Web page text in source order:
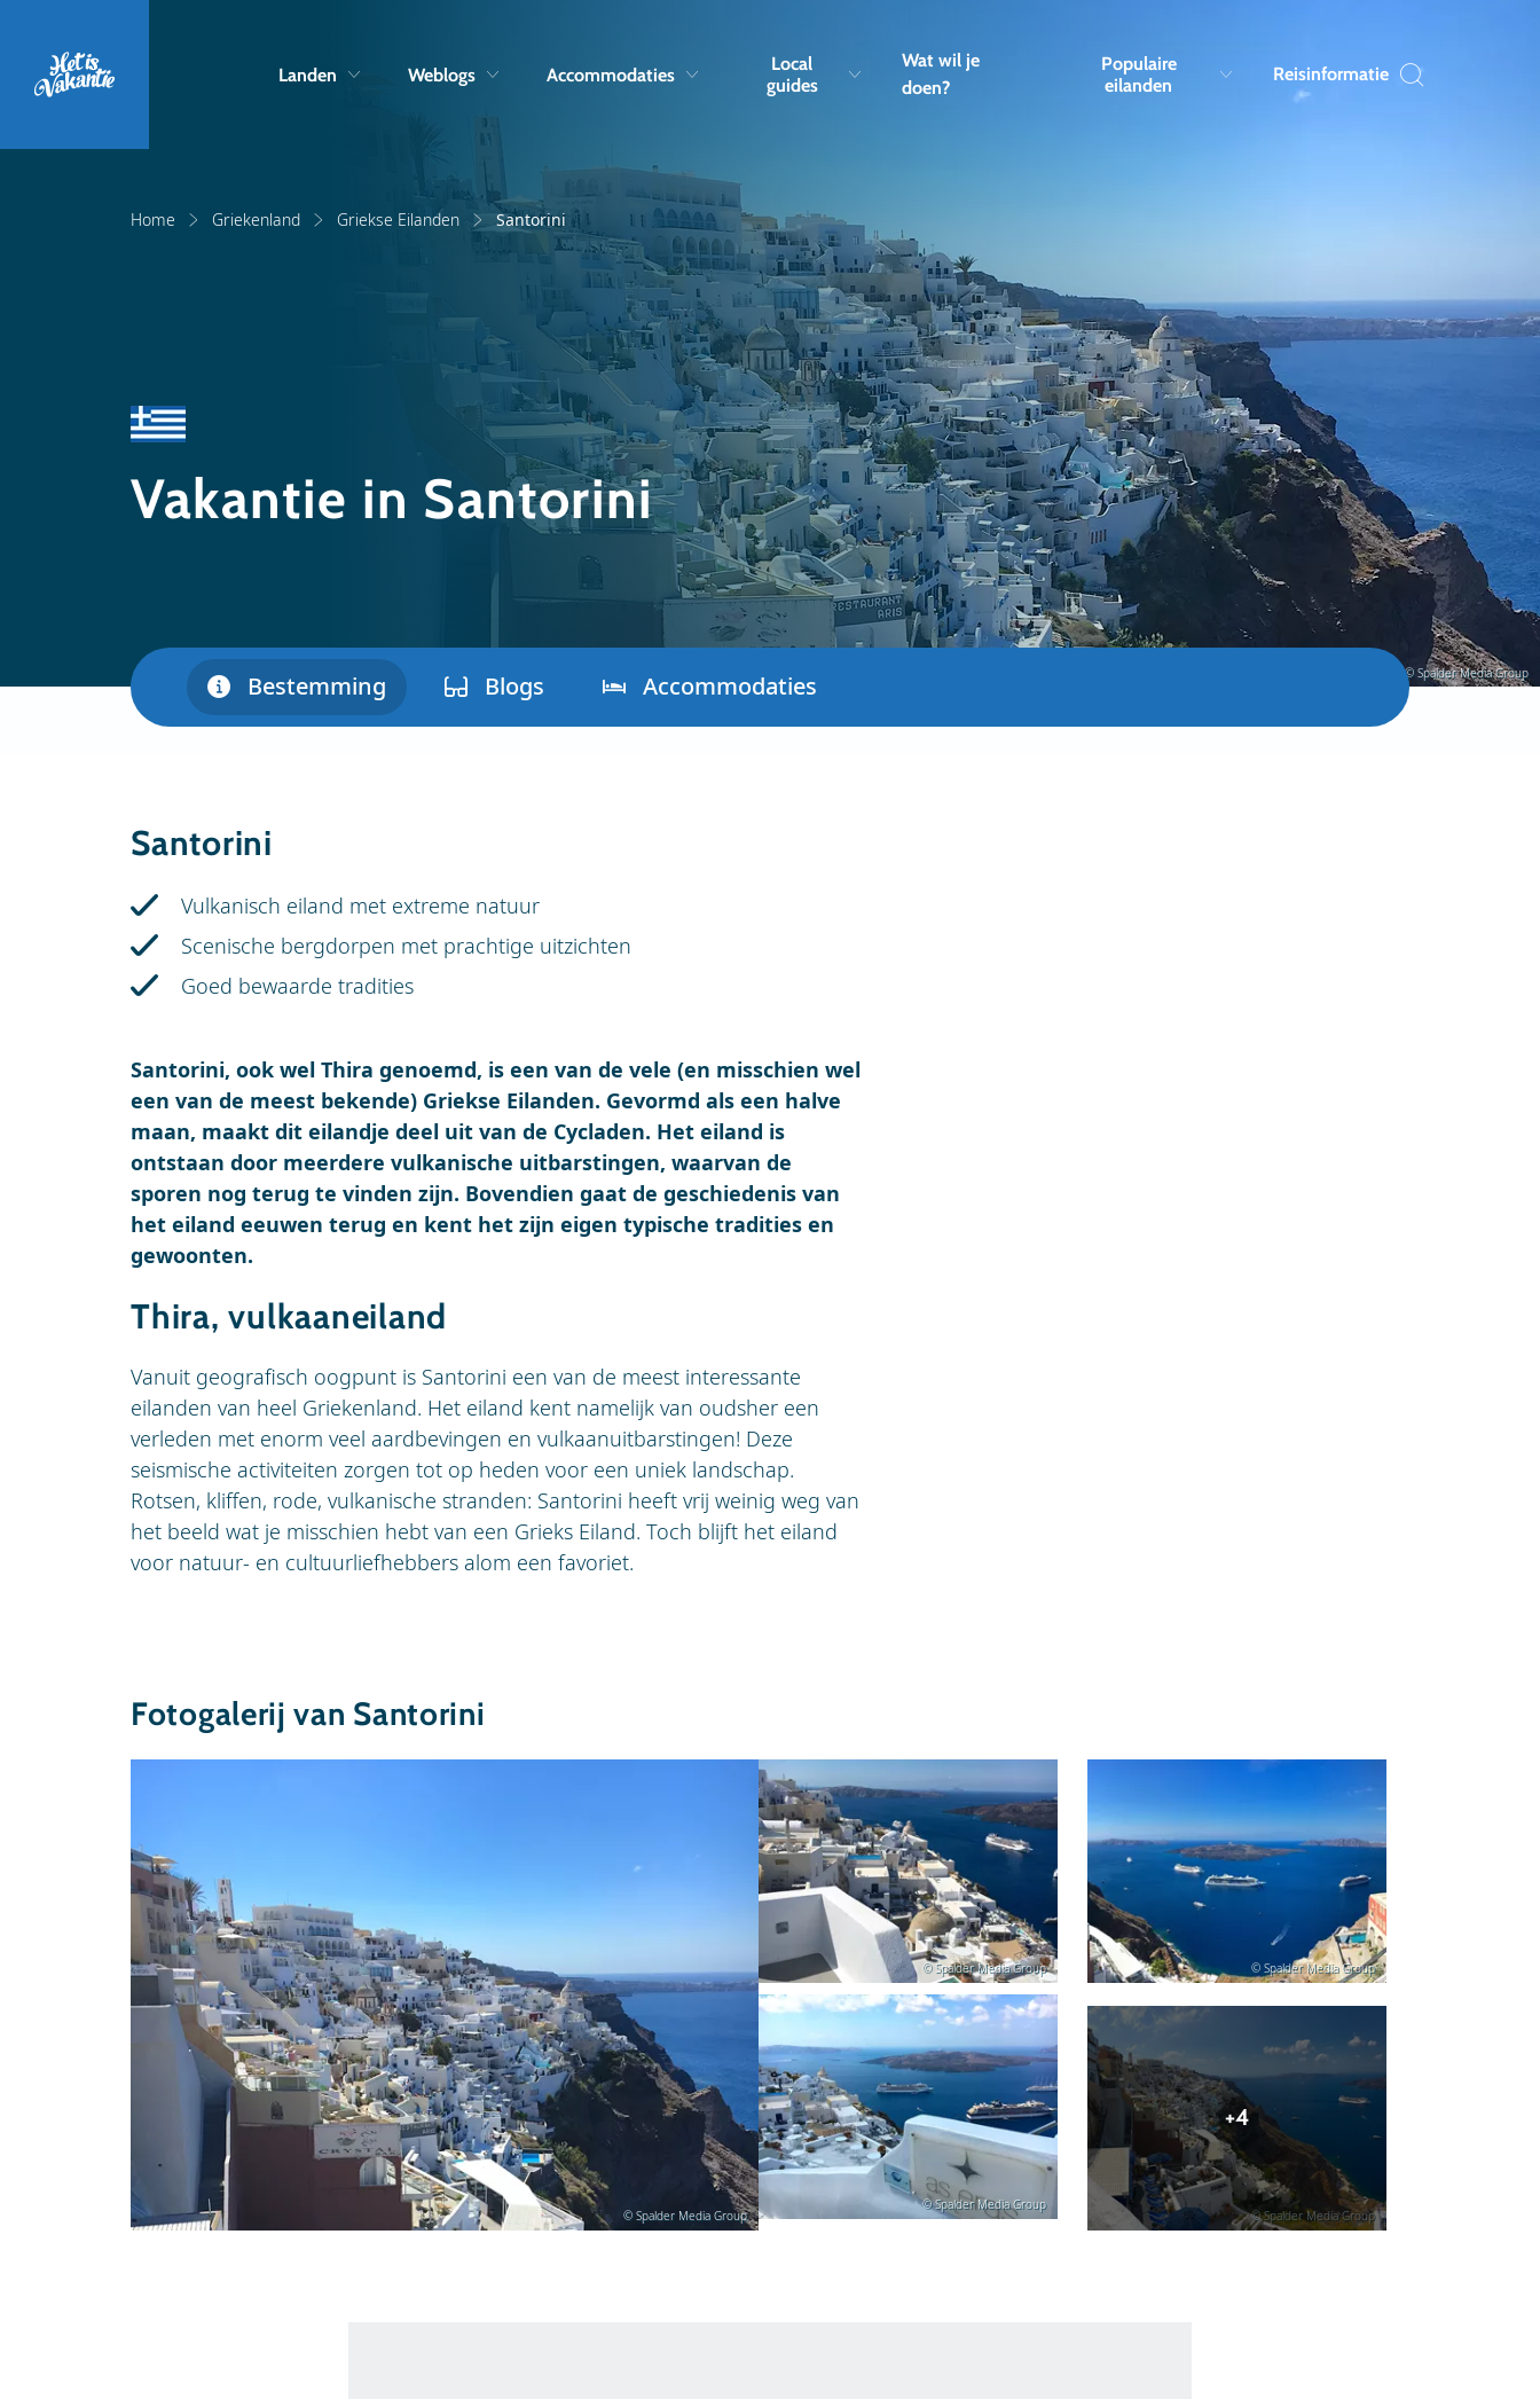
Landen Weblogs Accommodaties
Local
guides
Wat wil je
doen?
Populaire
eilanden
Reisinformatie
© Spalder Media Group
Home Griekenland Griekse Eilanden Santorini
Vakantie in Santorini
Bestemming Blogs Accommodaties
Santorini
Vulkanisch eiland met extreme natuur
Scenische bergdorpen met prachtige uitzichten
Goed bewaarde tradities
Santorini, ook wel Thira genoemd, is een van de vele (en misschien wel
een van de meest bekende) Griekse Eilanden. Gevormd als een halve
maan, maakt dit eilandje deel uit van de Cycladen. Het eiland is
ontstaan door meerdere vulkanische uitbarstingen, waarvan de
sporen nog terug te vinden zijn. Bovendien gaat de geschiedenis van
het eiland eeuwen terug en kent het zijn eigen typische tradities en
gewoonten.
Thira, vulkaaneiland
Vanuit geografisch oogpunt is Santorini een van de meest interessante
eilanden van heel Griekenland. Het eiland kent namelijk van oudsher een
verleden met enorm veel aardbevingen en vulkaanuitbarstingen! Deze
seismische activiteiten zorgen tot op heden voor een uniek landschap.
Rotsen, kliffen, rode, vulkanische stranden: Santorini heeft vrij weinig weg van
het beeld wat je misschien hebt van een Grieks Eiland. Toch blijft het eiland
voor natuur- en cultuurliefhebbers alom een favoriet.
Fotogalerij van Santorini
© Spalder Media Group
© Spalder Media Group © Spalder Media Group
© Spalder Media Group
© Spalder Media Group
+4